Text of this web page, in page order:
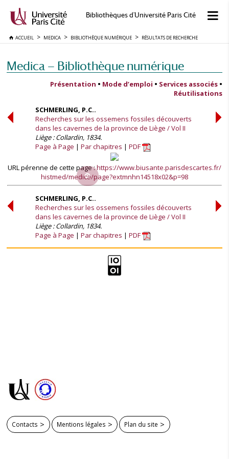
Bibliothèques d'Université Paris Cité
ACCUEIL MEDICA BIBLIOTHÈQUE NUMÉRIQUE RÉSULTATS DE RECHERCHE
Medica — Bibliothèque numérique
Présentation • Mode d’emploi • Services associés •
Réutilisations
SCHMERLING, P.C..
Recherches sur les ossemens fossiles découverts
dans les cavernes de la province de Liège / Vol II
Liège : Collardin, 1834.
Page à Page
Par chapitres PDF
URL pérenne de cette page :https://www.biusante.parisdescartes.fr/
histmed/medica/page?extmnhn14518x02&p=98
SCHMERLING, P.C..
Recherches sur les ossemens fossiles découverts
dans les cavernes de la province de Liège / Vol II
Liège : Collardin, 1834.
Page à Page
Par chapitres PDF
Contacts Mentions légales Plan du site